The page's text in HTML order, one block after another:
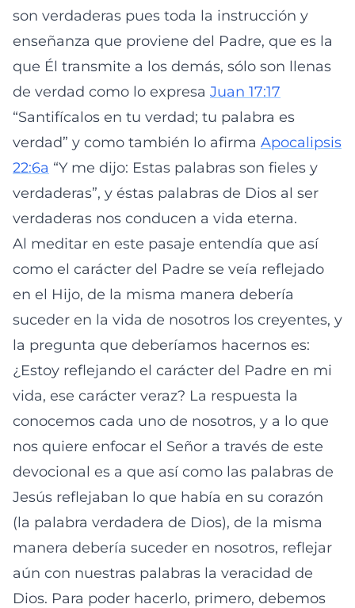
son verdaderas pues toda la instrucción y
enseñanza que proviene del Padre, que es la
que Él transmite a los demás, sólo son llenas
de verdad como lo expresa Juan 17:17
“Santifícalos en tu verdad; tu palabra es
verdad” y como también lo afirma Apocalipsis
22:6a “Y me dijo: Estas palabras son fieles y
verdaderas”, y éstas palabras de Dios al ser
verdaderas nos conducen a vida eterna.
Al meditar en este pasaje entendía que así
como el carácter del Padre se veía reflejado
en el Hijo, de la misma manera debería
suceder en la vida de nosotros los creyentes, y
la pregunta que deberíamos hacernos es:
¿Estoy reflejando el carácter del Padre en mi
vida, ese carácter veraz? La respuesta la
conocemos cada uno de nosotros, y a lo que
nos quiere enfocar el Señor a través de este
devocional es a que así como las palabras de
Jesús reflejaban lo que había en su corazón
(la palabra verdadera de Dios), de la misma
manera debería suceder en nosotros, reflejar
aún con nuestras palabras la veracidad de
Dios. Para poder hacerlo, primero, debemos